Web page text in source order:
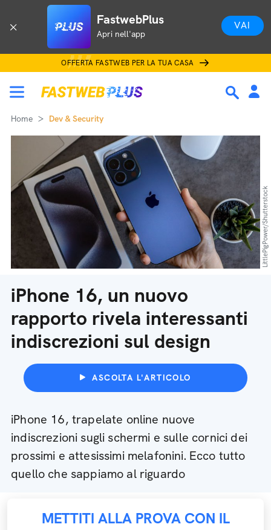
FastwebPlus
Apri nell'app
VAI
OFFERTA FASTWEB PER LA TUA CASA
Home Dev & Security
iPhone 16, un nuovo
rapporto rivela interessanti
indiscrezioni sul design
ASCOLTA L'ARTICOLO
iPhone 16, trapelate online nuove
indiscrezioni sugli schermi e sulle cornici dei
prossimi e attesissimi melafonini. Ecco tutto
quello che sappiamo al riguardo
LittlePigPower/Shutterstock
METTITI ALLA PROVA CON IL